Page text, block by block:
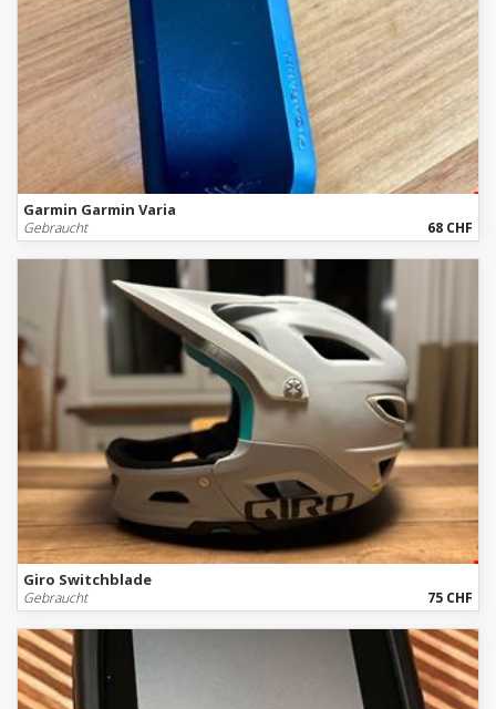
Garmin Garmin Varia
Gebraucht 68 CHF
Giro Switchblade
Gebraucht 75 CHF